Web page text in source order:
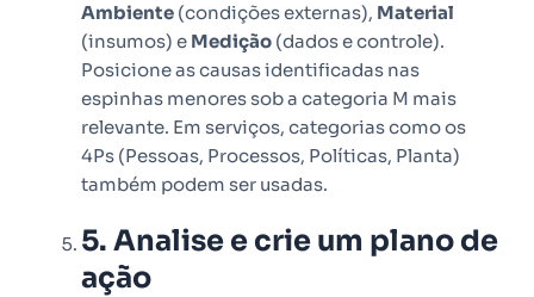
Ambiente (condições externas), Material
(insumos) e Medição (dados e controle).
Posicione as causas identificadas nas
espinhas menores sob a categoria M mais
relevante. Em serviços, categorias como os
4Ps (Pessoas, Processos, Políticas, Planta)
também podem ser usadas.
5. Analise e crie um plano de
ação